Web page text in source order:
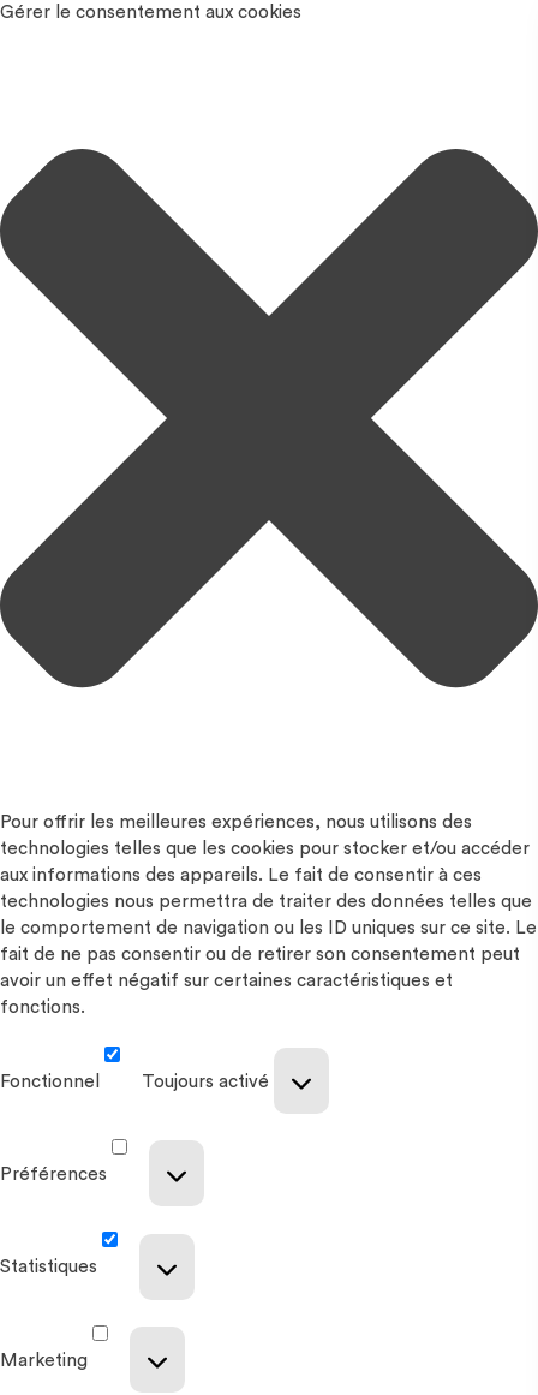
Gérer le consentement aux cookies
Pour offrir les meilleures expériences, nous utilisons des
technologies telles que les cookies pour stocker et/ou accéder
aux informations des appareils. Le fait de consentir à ces
technologies nous permettra de traiter des données telles que
le comportement de navigation ou les ID uniques sur ce site. Le
fait de ne pas consentir ou de retirer son consentement peut
avoir un effet négatif sur certaines caractéristiques et
fonctions.
Fonctionnel Toujours activé
Préférences
Statistiques
Marketing